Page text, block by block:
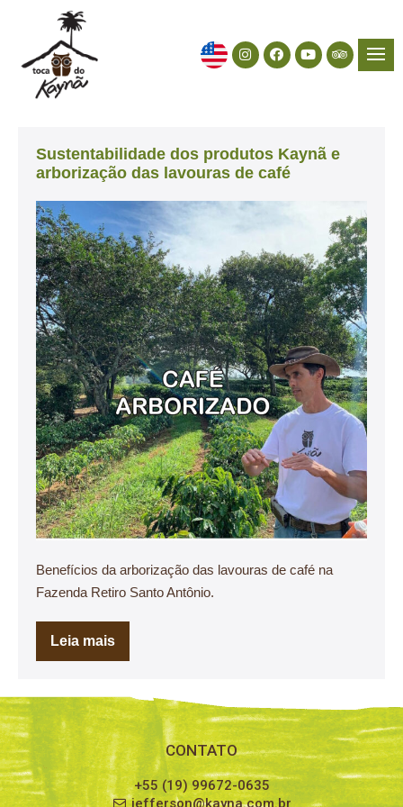
Sustentabilidade dos produtos Kaynã e
arborização das lavouras de café
Benefícios da arborização das lavouras de café na
Fazenda Retiro Santo Antônio.
Leia mais
CONTATO
+55 (19) 99672-0635
jefferson@kayna.com.br